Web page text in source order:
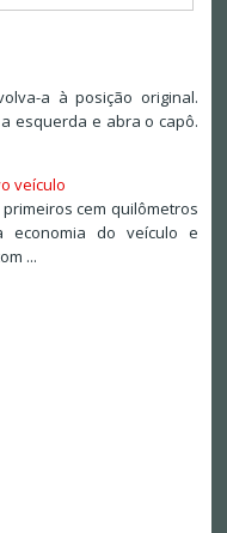
a à posição original.
esquerda e abra o capô.
veículo
cem quilômetros
do veículo e
...